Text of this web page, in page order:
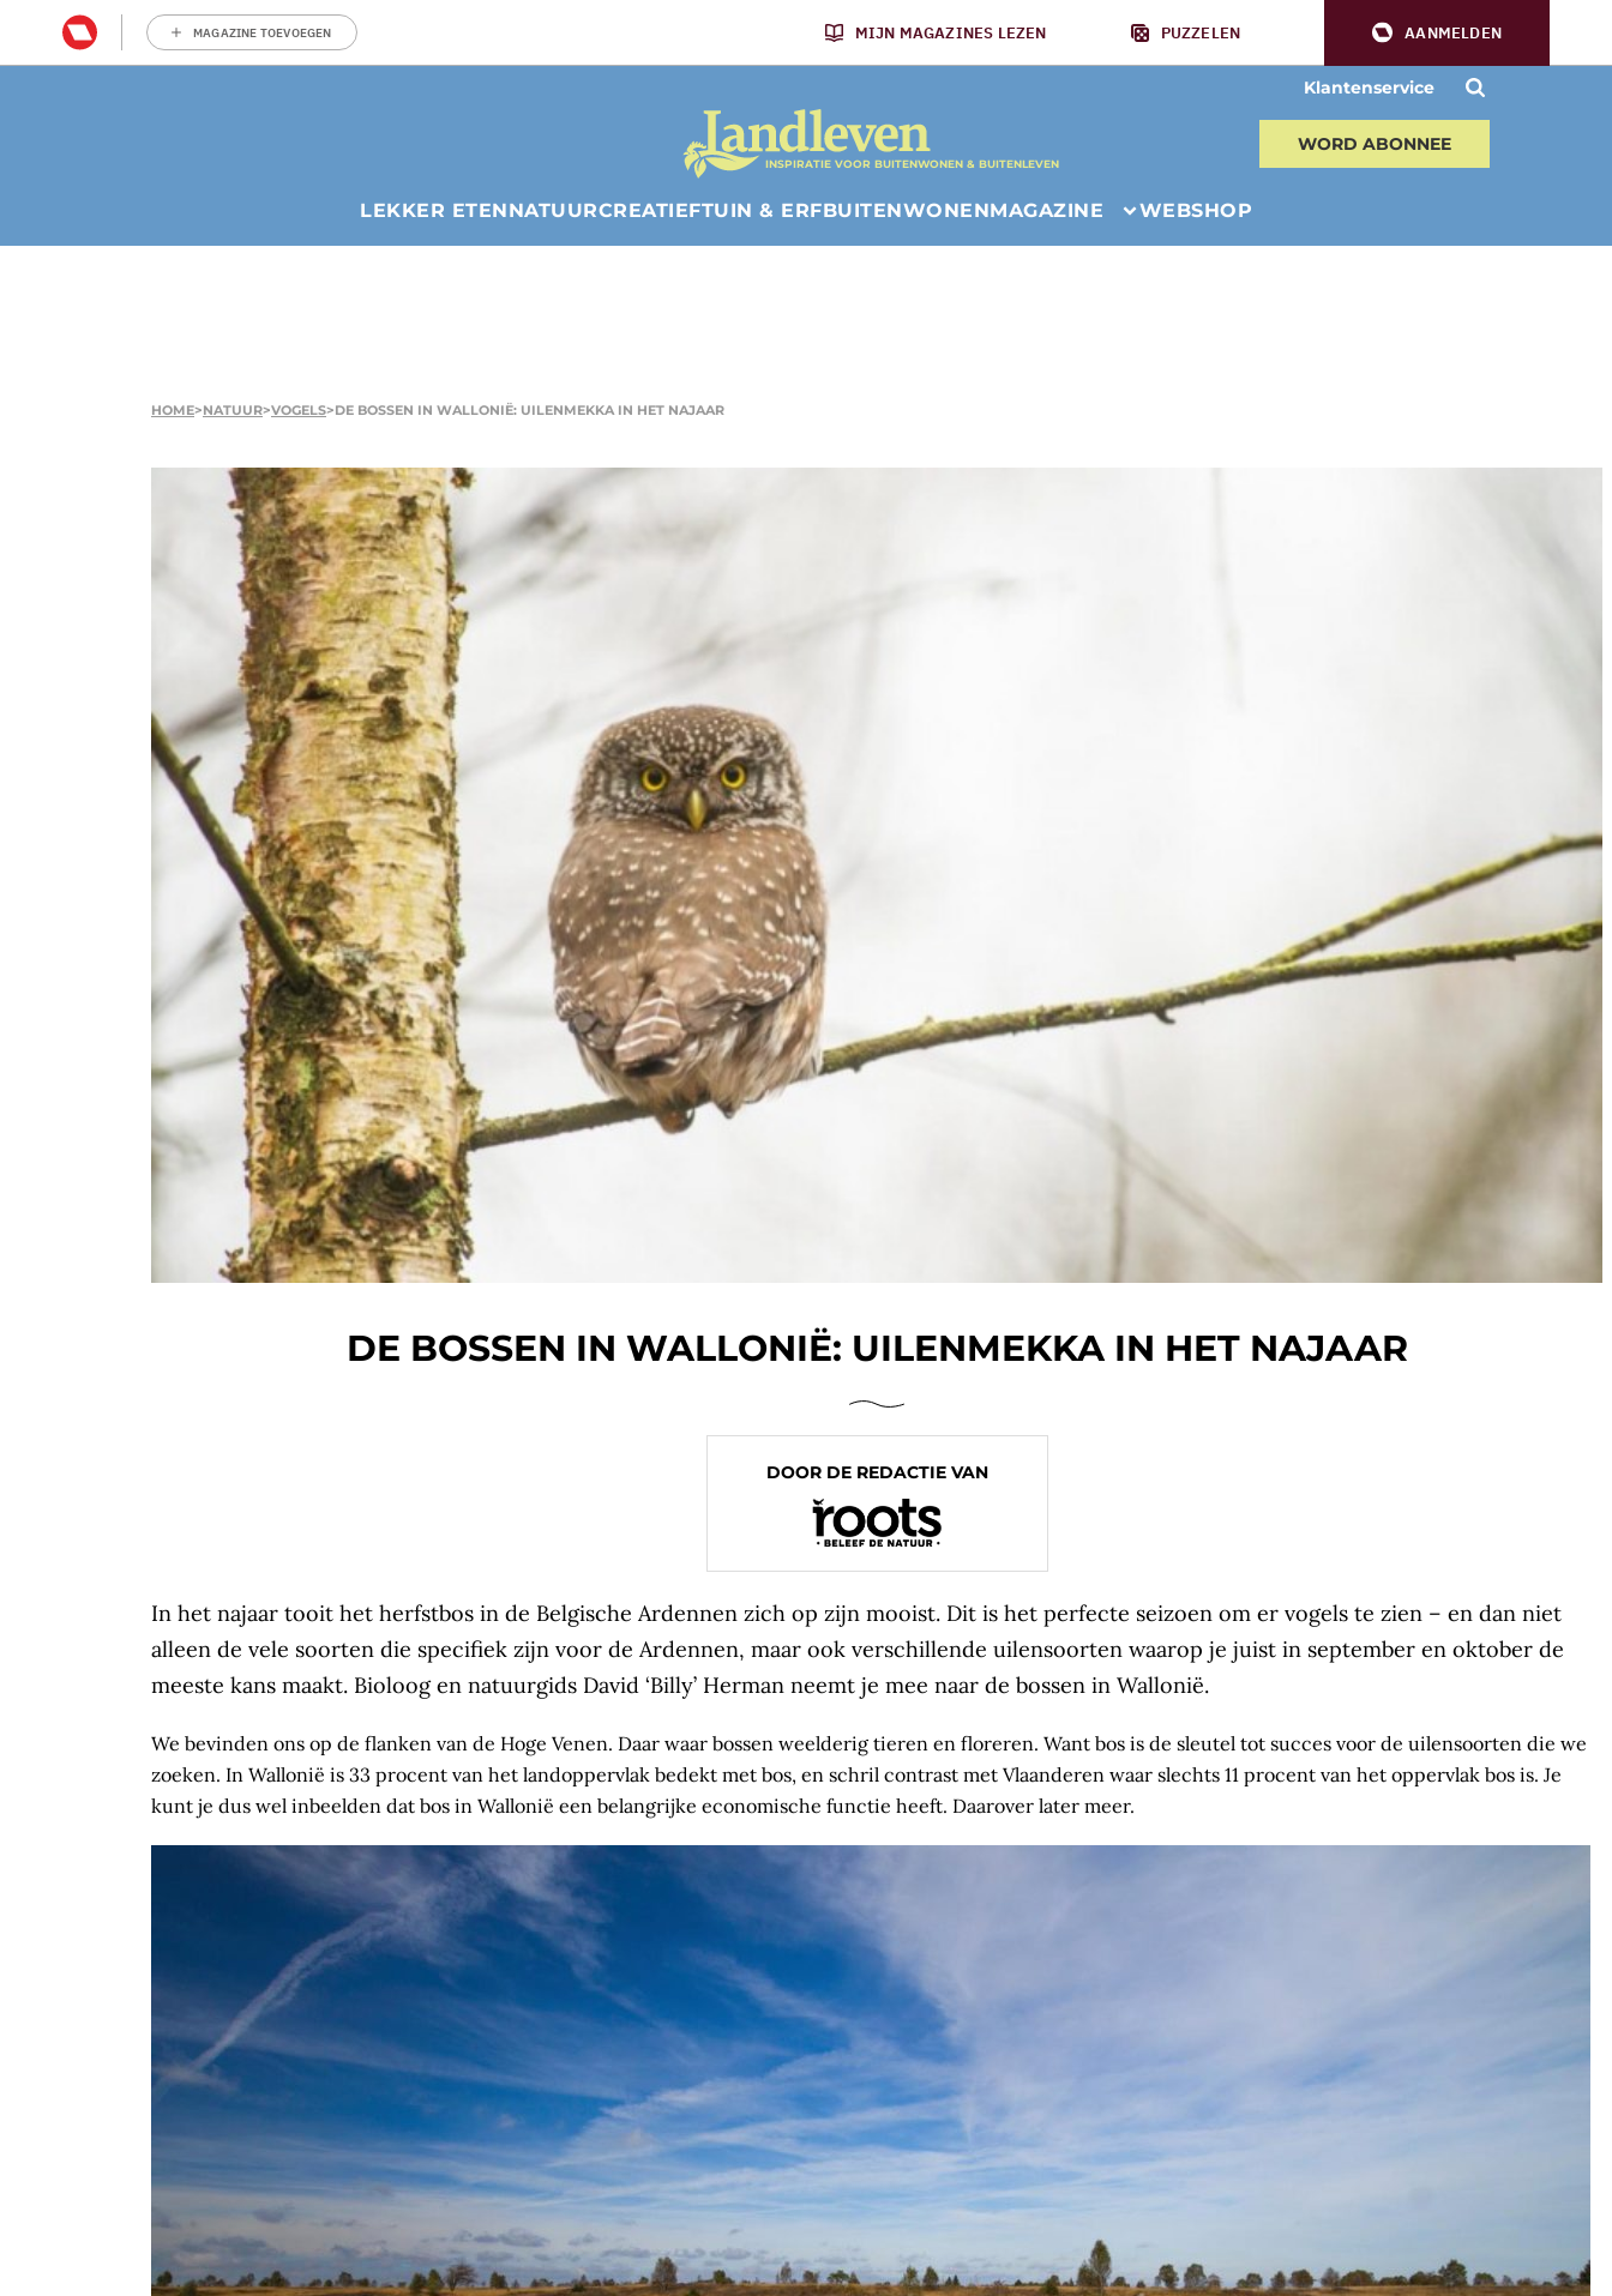
MAGAZINE TOEVOEGEN MIJN MAGAZINES LEZEN PUZZELEN AANMELDEN
Klantenservice
INSPIRATIE VOOR BUITENWONEN & BUITENLEVEN
WORD ABONNEE
LEKKER ETENNATUURCREATIEFTUIN & ERFBUITENWONENMAGAZINE WEBSHOP
HOME>NATUUR>VOGELS>DE BOSSEN IN WALLONIË: UILENMEKKA IN HET NAJAAR
DE BOSSEN IN WALLONIË: UILENMEKKA IN HET NAJAAR
DOOR DE REDACTIE VAN
In het najaar tooit het herfstbos in de Belgische Ardennen zich op zijn mooist. Dit is het perfecte seizoen om er vogels te zien – en dan niet
alleen de vele soorten die specifiek zijn voor de Ardennen, maar ook verschillende uilensoorten waarop je juist in september en oktober de
meeste kans maakt. Bioloog en natuurgids David ‘Billy’ Herman neemt je mee naar de bossen in Wallonië.
We bevinden ons op de flanken van de Hoge Venen. Daar waar bossen weelderig tieren en floreren. Want bos is de sleutel tot succes voor de uilensoorten die we
zoeken. In Wallonië is 33 procent van het landoppervlak bedekt met bos, en schril contrast met Vlaanderen waar slechts 11 procent van het oppervlak bos is. Je
kunt je dus wel inbeelden dat bos in Wallonië een belangrijke economische functie heeft. Daarover later meer.